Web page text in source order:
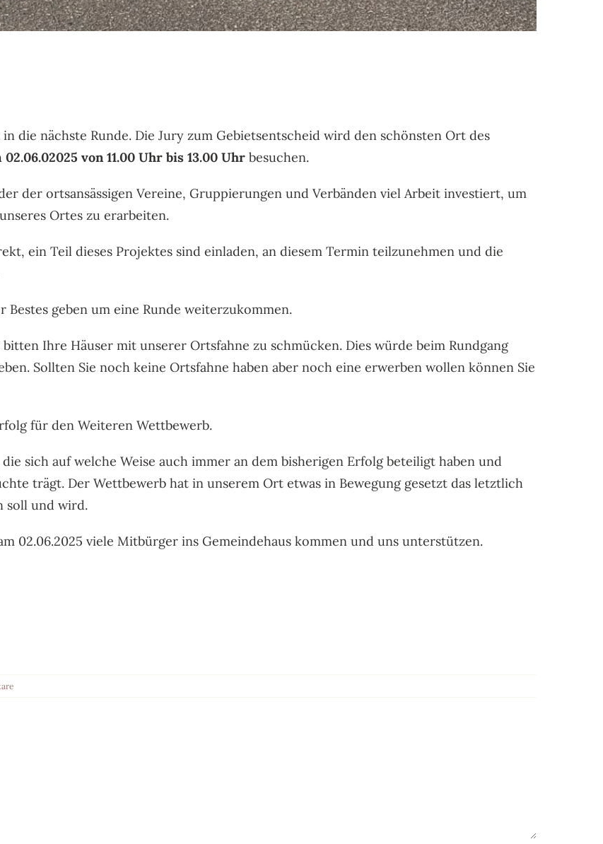
die nächste Runde. Die Jury zum Gebietsentscheid wird den schönsten Ort des
02.06.02025 von 11.00 Uhr bis 13.00 Uhr besuchen.
der ortsansässigen Vereine, Gruppierungen und Verbänden viel Arbeit investiert, um
Ortes zu erarbeiten.
ein Teil dieses Projektes sind einladen, an diesem Termin teilzunehmen und die
geben um eine Runde weiterzukommen.
Ihre Häuser mit unserer Ortsfahne zu schmücken. Dies würde beim Rundgang
Sollten Sie noch keine Ortsfahne haben aber noch eine erwerben wollen können Sie
für den Weiteren Wettbewerb.
sich auf welche Weise auch immer an dem bisherigen Erfolg beteiligt haben und
trägt. Der Wettbewerb hat in unserem Ort etwas in Bewegung gesetzt das letztlich
soll und wird.
02.06.2025 viele Mitbürger ins Gemeindehaus kommen und uns unterstützen.